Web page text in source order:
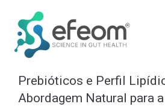
Prebióticos e Perfil
Abordagem Natural para